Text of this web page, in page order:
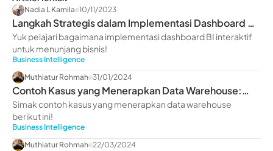
Nadia L Kamila 10/11/2023
Langkah Strategis dalam Implementasi Dashboard BI
Interaktif
Yuk pelajari bagaimana implementasi dashboard BI interaktif
untuk menunjang bisnis!
Business Intelligence
Muthiatur Rohmah 31/01/2024
Contoh Kasus yang Menerapkan Data Warehouse:
Studi Kasus
Simak contoh kasus yang menerapkan data warehouse
berikut ini!
Business Intelligence
Muthiatur Rohmah 22/03/2024